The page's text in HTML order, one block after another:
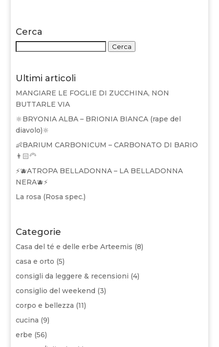
Cerca
Cerca
Ultimi articoli
MANGIARE LE FOGLIE DI ZUCCHINA, NON
BUTTARLE VIA
🔆BRYONIA ALBA – BRIONIA BIANCA (rape del
diavolo)🔆
👶BARIUM CARBONICUM – CARBONATO DI BARIO
👨🏻‍🦳
⚡🫐ATROPA BELLADONNA – LA BELLADONNA
NERA🫐⚡
La rosa (Rosa spec.)
Categorie
Casa del té e delle erbe Arteemis (8)
casa e orto (5)
consigli da leggere & recensioni (4)
consiglio del weekend (3)
corpo e bellezza (11)
cucina (9)
erbe (56)